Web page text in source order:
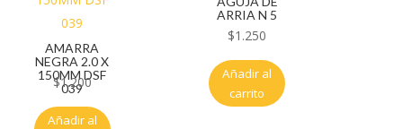
AMARRA
NEGRA 2.0 X
150MM DSF
039
$1.200
Añadir al
ARRIA N 5
$1.250
Añadir al
carrito